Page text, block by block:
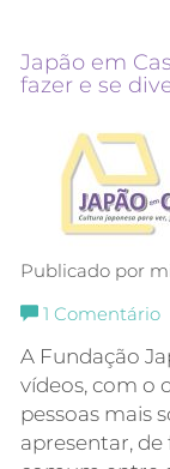
Japão em
fazer e se
Publicado por
1 Comentário
A Fundação
vídeos, com o
pessoas mais
apresentar,